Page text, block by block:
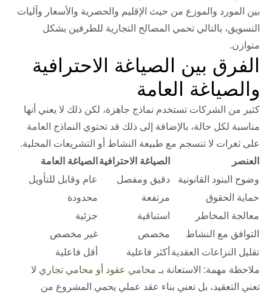
بين المورد والموزع من حيث الإقليم والحصرية والأسعار وآليات
التسويق، بالتالي تحمي المصالح التجارية للطرفين بشكل
متوازن.
الفرق بين الصياغة الاحترافية
والصياغة العامة
كثير من الشركات تستخدم نماذج جاهزة، لكن ذلك لا يعني أنها
مناسبة لكل حالة، بالإضافة إلى ذلك قد تحتوي النماذج العامة
على ثغرات لا تنسجم مع طبيعة النشاط أو التشريعات المحلية.
العنصر
الصياغة الاحترافية الصياغة العامة
وضوح البنود القانونية
دقيق ومفصل
عام وقابل للتأويل
حماية الحقوق
مرتفعة
محدودة
معالجة المخاطر
استباقية
جزئية
التوافق مع النشاط
مخصص
غير مخصص
تقليل النزاعات العقدية أكثر فاعلية
أقل فاعلية
ملاحظة مهمة: الاستعانة بـ محامي عقود أو محامي تجاري لا
تعني التعقيد، بل تعني بناء عقد عملي يحمي المشروع من